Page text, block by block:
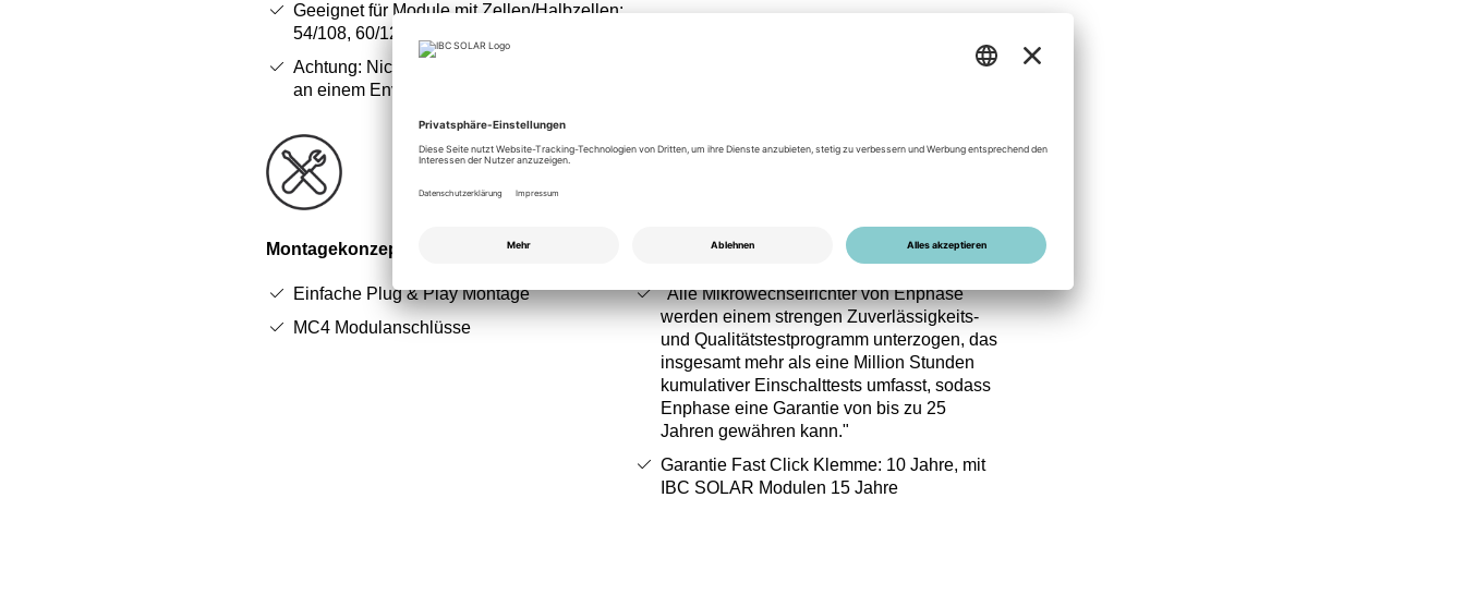
Geeignet für Module mit Zellen/Halbzellen:
54/108, 60/120, 66/132, 72/144
Achtung: Nicht zusammen mit der IQ7 Serie
an einem Envoy einsetzbar
Montagekonzept
Einfache Plug & Play Montage
MC4 Modulanschlüsse
"Alle Mikrowechselrichter von Enphase
werden einem strengen Zuverlässigkeits-
und Qualitätstestprogramm unterzogen, das
insgesamt mehr als eine Million Stunden
kumulativer Einschalttests umfasst, sodass
Enphase eine Garantie von bis zu 25
Jahren gewähren kann."
Garantie Fast Click Klemme: 10 Jahre, mit
IBC SOLAR Modulen 15 Jahre